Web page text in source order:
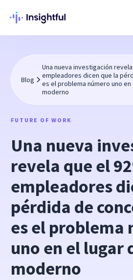
Blog
Una nueva investigación
empleadores dicen que la
es el problema número uno
moderno
FUTURE OF WORK
Una nueva
revela que el
empleadores
pérdida de
es el problema
uno en el lugar
moderno